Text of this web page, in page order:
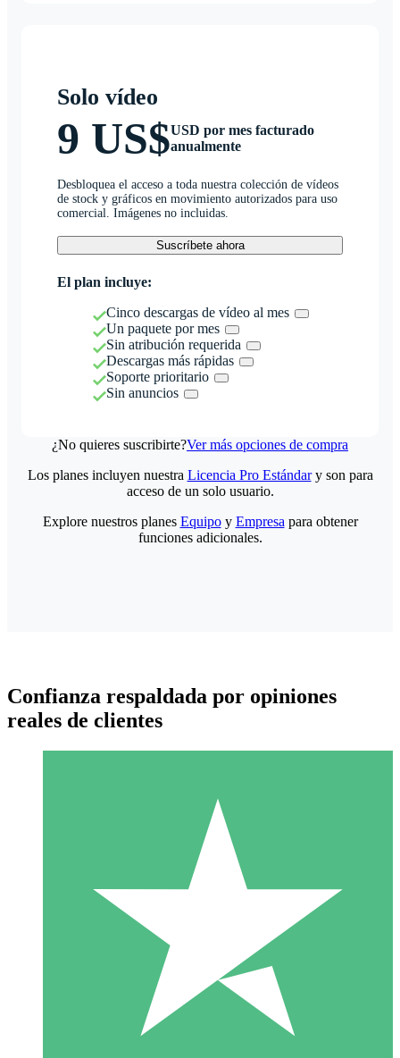
Solo vídeo
9 US$USD por mes facturado
anualmente
Desbloquea el acceso a toda nuestra colección de vídeos
de stock y gráficos en movimiento autorizados para uso
comercial. Imágenes no incluidas.
Suscríbete ahora
El plan incluye:
Cinco descargas de vídeo al mes
Un paquete por mes
Sin atribución requerida
Descargas más rápidas
Soporte prioritario
Sin anuncios
¿No quieres suscribirte?Ver más opciones de compra
Paquetes de Créditos Individuales
Paga según el uso con créditos de descarga. Sin compromiso
10 00
Los planes incluyen nuestra Licencia Pro Estándary son para
acceso de un solo usuario.
Explore nuestros planes Equipoy Empresa para obtener
funciones adicionales.
Confianza respaldada por opiniones
reales de clientes